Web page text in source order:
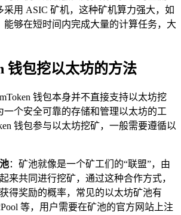
用 ASIC 矿机，这种矿机算力强大，如
能够在短时间内完成大量的计算任务，大
钱包挖以太坊的方法
钱包本身并不直接支持以太坊挖
一个安全可靠的存储和管理以太坊的工
钱包参与以太坊挖矿，一般需要遵循以
：矿池就像是一个矿工们的“联盟”，由
来共同进行挖矿，通过这种合作方式，
得奖励的概率，常见的以太坊矿池有
等，用户需要在矿池的官方网站上注